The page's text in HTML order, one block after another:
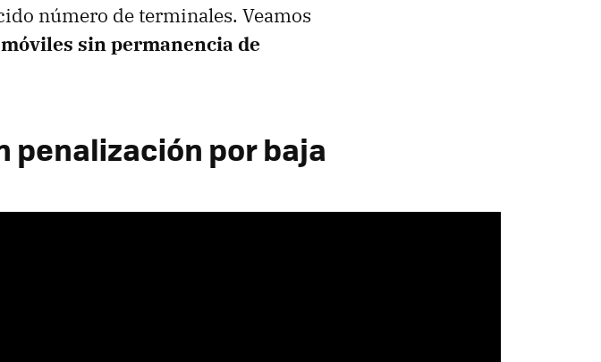
número de terminales. Veamos
sin permanencia de
penalización por baja